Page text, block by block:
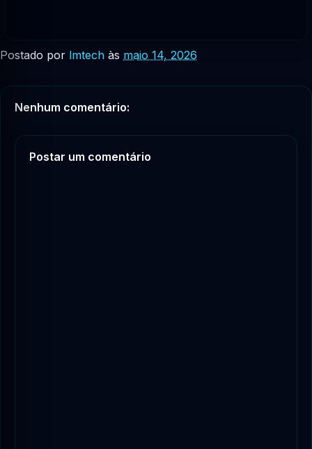
Postado por lmtech às maio 14, 2026
Nenhum comentário:
Postar um comentário